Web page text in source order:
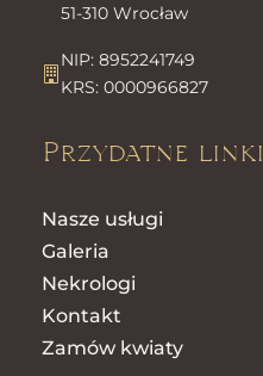
51-310 Wrocław
NIP: 8952241749
KRS: 0000966827
Przydatne linki
Nasze usługi
Galeria
Nekrologi
Kontakt
Zamów kwiaty